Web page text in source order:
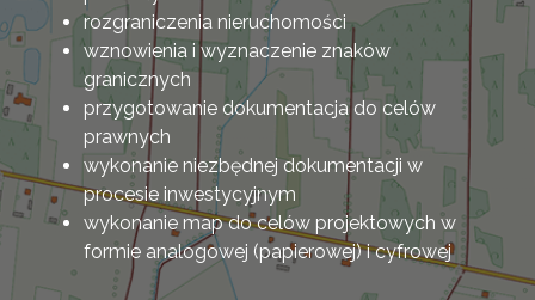
rozgraniczenia nieruchomości
wznowienia i wyznaczenie znaków
granicznych
przygotowanie dokumentacja do celów
prawnych
wykonanie niezbędnej dokumentacji w
procesie inwestycyjnym
wykonanie map do celów projektowych w
formie analogowej (papierowej) i cyfrowej